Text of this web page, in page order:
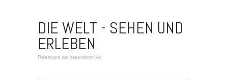
DIE WELT - SEHEN UND
ERLEBEN
Reisetipps der besonderen Art